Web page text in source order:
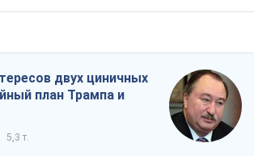
двух циничных
план Трампа и
5,3 т.